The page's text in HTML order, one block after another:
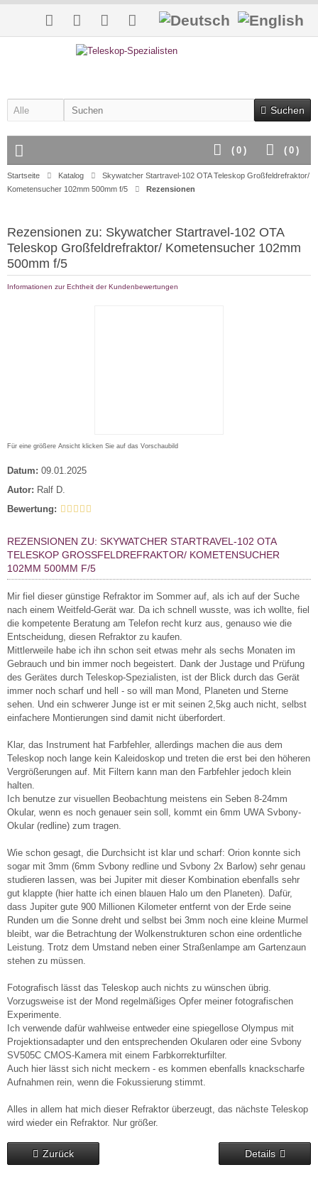
Suchen
( 0 )
( 0 )
Startseite Katalog
Skywatcher Startravel-102 OTA Teleskop Großfeldrefraktor/
Kometensucher 102mm 500mm f/5
Rezensionen
Rezensionen zu: Skywatcher Startravel-102 OTA
Teleskop Großfeldrefraktor/ Kometensucher 102mm
500mm f/5
Informationen zur Echtheit der Kundenbewertungen
Für eine größere Ansicht klicken Sie auf das Vorschaubild
Datum: 09.01.2025
Autor: Ralf D.
Bewertung:
REZENSIONEN ZU: SKYWATCHER STARTRAVEL-102 OTA
TELESKOP GROSSFELDREFRAKTOR/ KOMETENSUCHER 1
02MM 500MM F/5
Mir fiel dieser günstige Refraktor im Sommer auf, als ich auf der Suche
nach einem Weitfeld-Gerät war. Da ich schnell wusste, was ich wollte, fiel
die kompetente Beratung am Telefon recht kurz aus, genauso wie die
Entscheidung, diesen Refraktor zu kaufen.
Mittlerweile habe ich ihn schon seit etwas mehr als sechs Monaten im
Gebrauch und bin immer noch begeistert. Dank der Justage und Prüfung
des Gerätes durch Teleskop-Spezialisten, ist der Blick durch das Gerät
immer noch scharf und hell - so will man Mond, Planeten und Sterne
sehen. Und ein schwerer Junge ist er mit seinen 2,5kg auch nicht, selbst
einfachere Montierungen sind damit nicht überfordert.
Klar, das Instrument hat Farbfehler, allerdings machen die aus dem
Teleskop noch lange kein Kaleidoskop und treten die erst bei den höheren
Vergrößerungen auf. Mit Filtern kann man den Farbfehler jedoch klein
halten.
Ich benutze zur visuellen Beobachtung meistens ein Seben 8-24mm
Okular, wenn es noch genauer sein soll, kommt ein 6mm UWA Svbony-
Okular (redline) zum tragen.
Wie schon gesagt, die Durchsicht ist klar und scharf: Orion konnte sich
sogar mit 3mm (6mm Svbony redline und Svbony 2x Barlow) sehr genau
studieren lassen, was bei Jupiter mit dieser Kombination ebenfalls sehr
gut klappte (hier hatte ich einen blauen Halo um den Planeten). Dafür,
dass Jupiter gute 900 Millionen Kilometer entfernt von der Erde seine
Runden um die Sonne dreht und selbst bei 3mm noch eine kleine Murmel
bleibt, war die Betrachtung der Wolkenstrukturen schon eine ordentliche
Leistung. Trotz dem Umstand neben einer Straßenlampe am Gartenzaun
stehen zu müssen.
Fotografisch lässt das Teleskop auch nichts zu wünschen übrig.
Vorzugsweise ist der Mond regelmäßiges Opfer meiner fotografischen
Experimente.
Ich verwende dafür wahlweise entweder eine spiegellose Olympus mit
Projektionsadapter und den entsprechenden Okularen oder eine Svbony
SV505C CMOS-Kamera mit einem Farbkorrekturfilter.
Auch hier lässt sich nicht meckern - es kommen ebenfalls knackscharfe
Aufnahmen rein, wenn die Fokussierung stimmt.
Alles in allem hat mich dieser Refraktor überzeugt, das nächste Teleskop
wird wieder ein Refraktor. Nur größer.
Zurück Details